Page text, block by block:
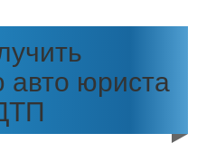
авто юриста